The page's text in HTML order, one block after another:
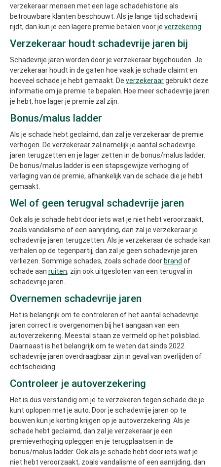
verzekeraar mensen met een lage schadehistorie als
betrouwbare klanten beschouwt. Als je lange tijd schadevrij
rijdt, dan kun je een lagere premie betalen voor je verzekering
Verzekeraar houdt schadevrije jaren bij
Schadevrije jaren worden door je verzekeraar bijgehouden. Je
verzekeraar houdt in de gaten hoe vaak je schade claimt en
hoeveel schade je hebt gemaakt. De verzekeraargebruikt deze
informatie om je premie te bepalen. Hoe meer schadevrije jaren
je hebt, hoe lager je premie zal zijn.
Bonus/malus ladder
Als je schade hebt geclaimd, dan zal je verzekeraar de premie
verhogen. De verzekeraar zal namelijk je aantal schadevrije
jaren terugzetten en je lager zetten in de bonus/malus ladder.
De bonus/malus ladder is een stapsgewijze verhoging of
verlaging van de premie, afhankelijk van de schade die je hebt
gemaakt.
Wel of geen terugval schadevrije jaren
Ook als je schade hebt door iets wat je niet hebt veroorzaakt,
zoals vandalisme of een aanrijding, dan zal je verzekeraar je
schadevrije jaren terugzetten. Als je verzekeraar de schade kan
verhalen op de tegenpartij, dan zal je geen schadevrije jaren
verliezen. Sommige schades, zoals schade doorbrand of
schade aan ruiten, zijn ook uitgesloten van een terugval in
schadevrije jaren.
Overnemen schadevrije jaren
Het is belangrijk om te controleren of het aantal schadevrije
jaren correct is overgenomen bij het aangaan van een
autoverzekering. Meestal staan ze vermeld op het polisblad.
Daarnaast is het belangrijk om te weten dat sinds 2022
schadevrije jaren overdraagbaar zijn in geval van overlijden of
echtscheiding.
Controleer je autoverzekering
Het is dus verstandig om je te verzekeren tegen schade die je
kunt oplopen met je auto. Door je schadevrije jaren op te
bouwen kun je korting krijgen op je autoverzekering. Als je
schade hebt geclaimd, dan zal je verzekeraar je een
premieverhoging opleggen en je terugplaatsen in de
bonus/malus ladder. Ook als je schade hebt door iets wat je
niet hebt veroorzaakt, zoals vandalisme of een aanrijding, dan